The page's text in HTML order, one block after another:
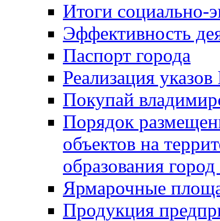
Итоги социально-
Эффективность
Паспорт города
Реализация
Покупай
Порядок
объектов на
образования
Ярмарочные
Продукция